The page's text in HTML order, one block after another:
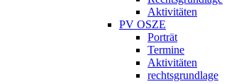
Aktivitäten
PV OSZE
Porträt
Termine
Aktivitäten
rechtsgrundlage